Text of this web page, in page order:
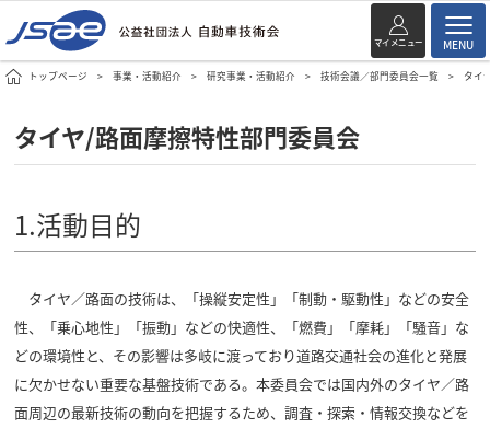
マイメニュー MENU
トップページ 事業・活動紹介 研究事業・活動紹介 技術会議／部門委員会一覧 タイ
タイヤ/路面摩擦特性部門委員会
1.活動目的
タイヤ／路面の技術は、「操縦安定性」「制動・駆動性」などの安全
性、「乗心地性」「振動」などの快適性、「燃費」「摩耗」「騒音」な
どの環境性と、その影響は多岐に渡っており道路交通社会の進化と発展
に欠かせない重要な基盤技術である。本委員会では国内外のタイヤ／路
面周辺の最新技術の動向を把握するため、調査・探索・情報交換などを